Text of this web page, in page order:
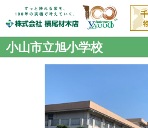
小山市立旭小学校